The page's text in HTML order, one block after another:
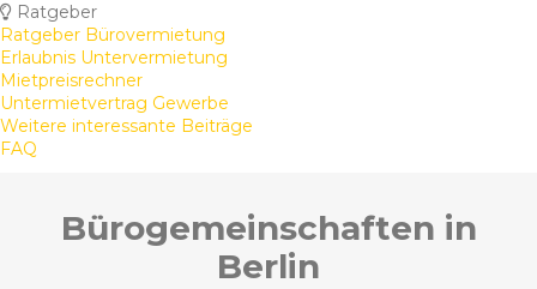
Ratgeber
Ratgeber Bürovermietung
Erlaubnis Untervermietung
Mietpreisrechner
Untermietvertrag Gewerbe
Weitere interessante Beiträge
FAQ
Bürogemeinschaften in
Berlin